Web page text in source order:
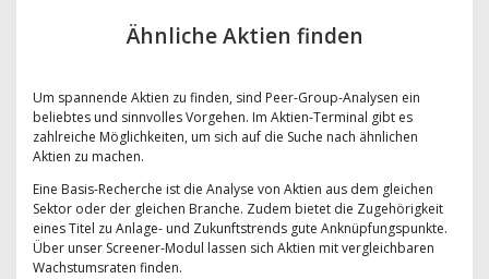
Ähnliche Aktien finden
Um spannende Aktien zu finden, sind Peer-Group-Analysen ein
beliebtes und sinnvolles Vorgehen. Im Aktien-Terminal gibt es
zahlreiche Möglichkeiten, um sich auf die Suche nach ähnlichen
Aktien zu machen.
Eine Basis-Recherche ist die Analyse von Aktien aus dem gleichen
Sektor oder der gleichen Branche. Zudem bietet die Zugehörigkeit
eines Titel zu Anlage- und Zukunftstrends gute Anknüpfungspunkte.
Über unser Screener-Modul lassen sich Aktien mit vergleichbaren
Wachstumsraten finden.